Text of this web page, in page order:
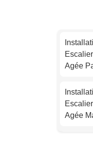
Agée
Agée